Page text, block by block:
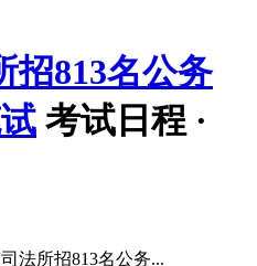
招813名公务
考试日程 ·
法所招813名公务...